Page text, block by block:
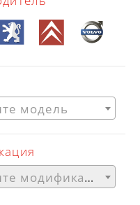
модель
Выберите модификацию